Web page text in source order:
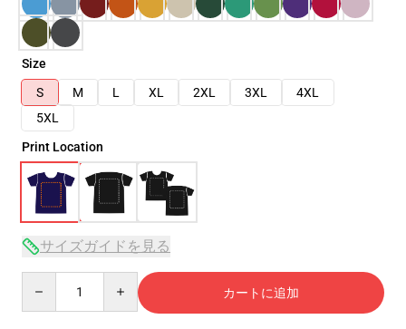
Size
S
M L XL 2XL 3XL
4XL
5XL
Print Location
サイズガイドを見る
カートに追加